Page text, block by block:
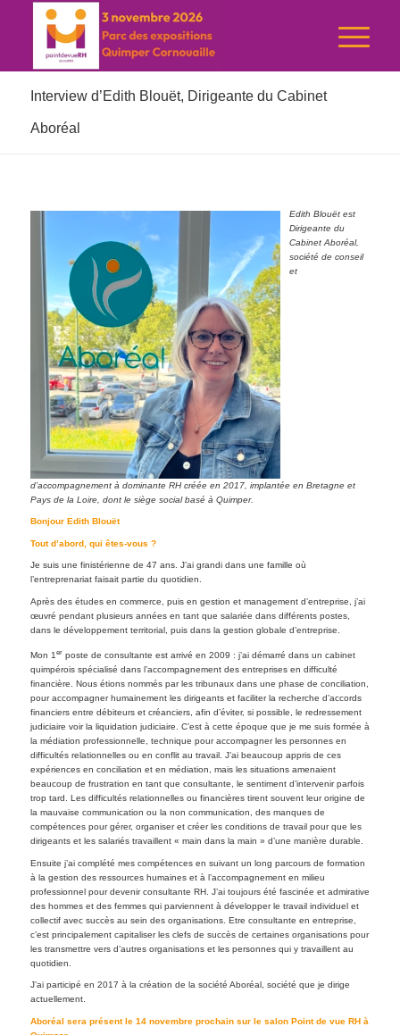
Interview d’Edith Blouët, Dirigeante du Cabinet
Aboréal
Edith Blouët est
Dirigeante du
Cabinet Aboréal,
société de conseil
et
d’accompagnement à dominante RH créée en 2017, implantée en Bretagne et
Pays de la Loire, dont le siège social basé à Quimper.
Bonjour Edith Blouët
Tout d’abord, qui êtes-vous ?
Je suis une finistérienne de 47 ans. J’ai grandi dans une famille où
l’entreprenariat faisait partie du quotidien.
Après des études en commerce, puis en gestion et management d’entreprise, j’ai
œuvré pendant plusieurs années en tant que salariée dans différents postes,
dans le développement territorial, puis dans la gestion globale d’entreprise.
Mon 1erposte de consultante est arrivé en 2009 : j’ai démarré dans un cabinet
quimpérois spécialisé dans l’accompagnement des entreprises en difficulté
financière. Nous étions nommés par les tribunaux dans une phase de conciliation,
pour accompagner humainement les dirigeants et faciliter la recherche d’accords
financiers entre débiteurs et créanciers, afin d’éviter, si possible, le redressement
judiciaire voir la liquidation judiciaire. C’est à cette époque que je me suis formée à
la médiation professionnelle, technique pour accompagner les personnes en
difficultés relationnelles ou en conflit au travail. J’ai beaucoup appris de ces
expériences en conciliation et en médiation, mais les situations amenaient
beaucoup de frustration en tant que consultante, le sentiment d’intervenir parfois
trop tard. Les difficultés relationnelles ou financières tirent souvent leur origine de
la mauvaise communication ou la non communication, des manques de
compétences pour gérer, organiser et créer les conditions de travail pour que les
dirigeants et les salariés travaillent « main dans la main » d’une manière durable.
Ensuite j’ai complété mes compétences en suivant un long parcours de formation
à la gestion des ressources humaines et à l’accompagnement en milieu
professionnel pour devenir consultante RH. J’ai toujours été fascinée et admirative
des hommes et des femmes qui parviennent à développer le travail individuel et
collectif avec succès au sein des organisations. Etre consultante en entreprise,
c’est principalement capitaliser les clefs de succès de certaines organisations pour
les transmettre vers d’autres organisations et les personnes qui y travaillent au
quotidien.
J’ai participé en 2017 à la création de la société Aboréal, société que je dirige
actuellement.
Aboréal sera présent le 14 novembre prochain sur le salon Point de vue RH à